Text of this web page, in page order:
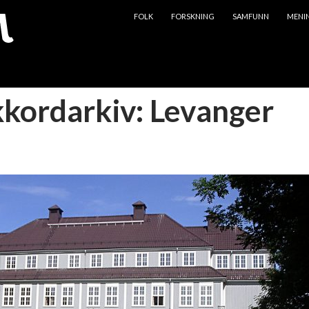
FOLK
FORSKNING SAMFUNN
Levanger